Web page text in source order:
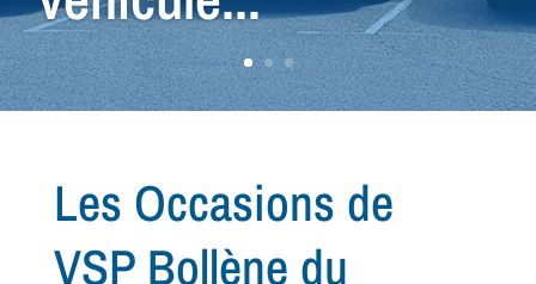
Les Occasions de
VSP Bollène du